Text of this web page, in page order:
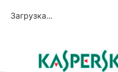
Загрузка...